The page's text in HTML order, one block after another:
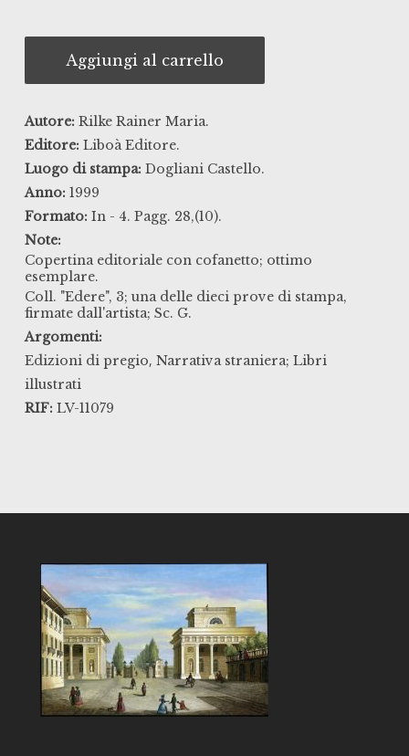
Aggiungi al carrello
Autore: Rilke Rainer Maria.
Editore: Liboà Editore.
Luogo di stampa: Dogliani Castello.
Anno: 1999
Formato: In - 4. Pagg. 28,(10).
Note:
Copertina editoriale con cofanetto; ottimo
esemplare.
Coll. "Edere", 3; una delle dieci prove di stampa,
firmate dall'artista; Sc. G.
Argomenti:
Edizioni di pregio, Narrativa straniera; Libri
illustrati
RIF: LV-11079